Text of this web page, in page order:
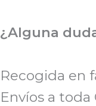
al
¿Alguna
Recogida en
Envíos a toda